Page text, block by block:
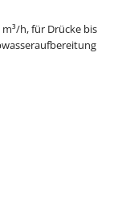
h, für Drücke bis